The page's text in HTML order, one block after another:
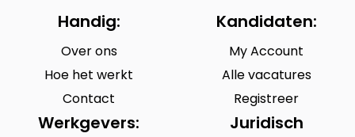
Handig:
Over ons
Hoe het werkt
Contact
Kandidaten:
My Account
Alle vacatures
Registreer
Werkgevers: Juridisch